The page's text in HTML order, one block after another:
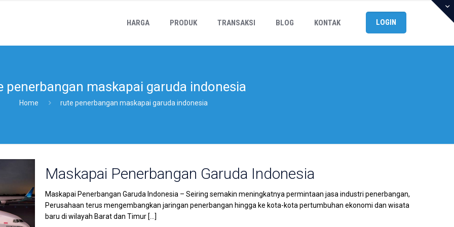
HARGA PRODUK TRANSAKSI BLOG KONTAK LOGIN
penerbangan maskapai garuda indonesia
Home rute penerbangan maskapai garuda indonesia
Maskapai Penerbangan Garuda Indonesia
Maskapai Penerbangan Garuda Indonesia – Seiring semakin meningkatnya permintaan jasa industri penerbangan,
Perusahaan terus mengembangkan jaringan penerbangan hingga ke kota-kota pertumbuhan ekonomi dan wisata
baru di wilayah Barat dan Timur[…]